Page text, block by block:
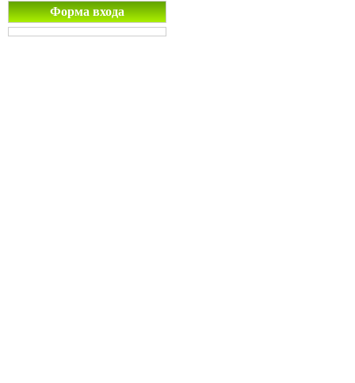
Форма входа